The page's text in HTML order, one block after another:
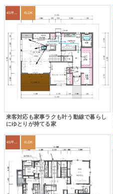
4LDK
来客対応も家事ラクも叶う動線で暮らし
にゆとりが持てる家
4LDK